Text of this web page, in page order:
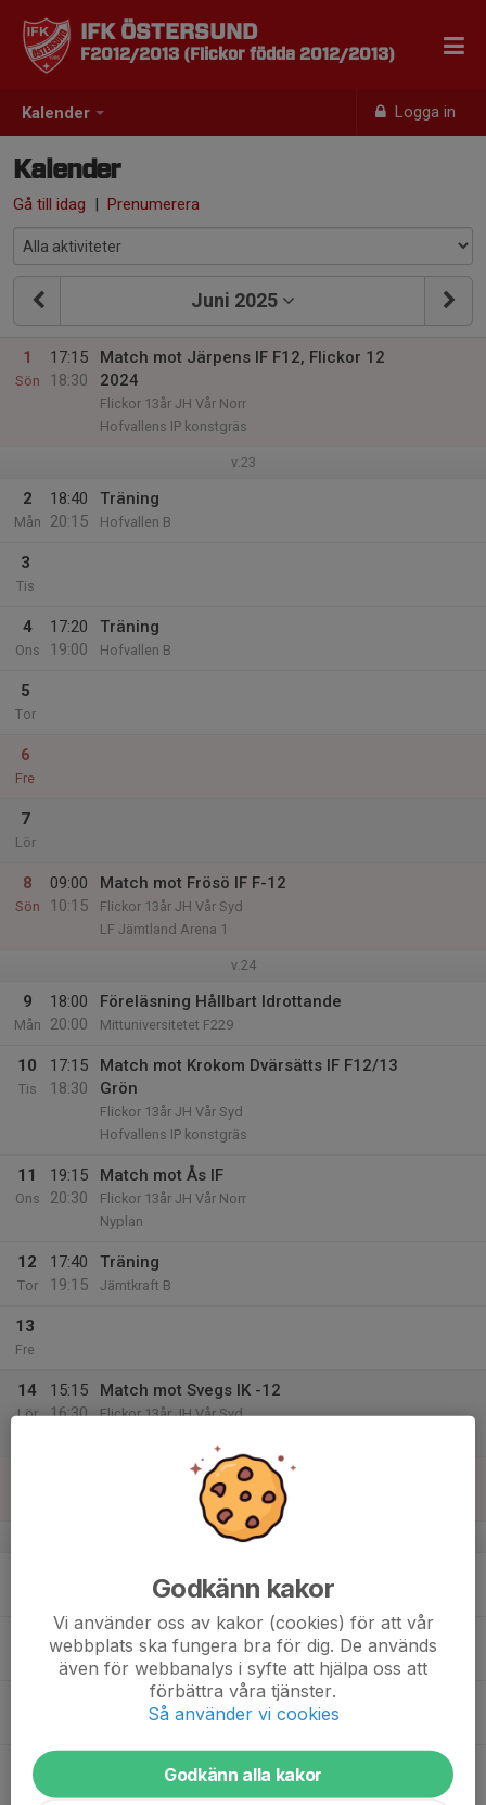
Kalender Logga in
IFK ÖSTERSUND
F2012/2013 (Flickor födda 2012/2013)
Kalender
Gå till idag | Prenumerera
Juni 2025
1
Sön
17:15
18:30
Match mot Järpens IF F12, Flickor 12
2024
Flickor 13år JH Vår Norr
Hofvallens IP konstgräs
v.23
2
Mån
18:40
20:15
Träning
Hofvallen B
3
Tis
4
Ons
17:20
19:00
Träning
Hofvallen B
5
Tor
6
Fre
7
Lör
8
Sön
09:00
10:15
Match mot Frösö IF F-12
Flickor 13år JH Vår Syd
LF Jämtland Arena 1
v.24
9
Mån
18:00
20:00
Föreläsning Hållbart Idrottande
Mittuniversitetet F229
10
Tis
17:15
18:30
Match mot Krokom Dvärsätts IF F12/13
Grön
Flickor 13år JH Vår Syd
Hofvallens IP konstgräs
11
Ons
19:15
20:30
Match mot Ås IF
Flickor 13år JH Vår Norr
Nyplan
12
Tor
17:40
19:15
Träning
Jämtkraft B
13
Fre
14
Lör
15:15
16:30
Match mot Svegs IK -12
Flickor 13år JH Vår Syd
v.25
Hofvallen B
Träning
Hofvallen B
19
Tor
Match mot Ope IF Blå, F2012
Godkänn kakor
Vi använder oss av kakor (cookies) för att vår
webbplats ska fungera bra för dig. De används
även för webbanalys i syfte att hjälpa oss att
förbättra våra tjänster.
Så använder vi cookies
Godkänn alla kakor